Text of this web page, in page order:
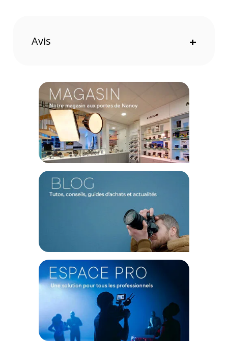
(1) Offre valable jusqu'au 31 Décembre 2030 à partir de 49 euros
d'achat, sur la base d'une expédition Chronopost 24H vers un point
(3) Nombre de points Fidélité estimés, hors remises au panier, basé
sur le prix TTC en €, les points seront effectivement calculés dans le
Avis +